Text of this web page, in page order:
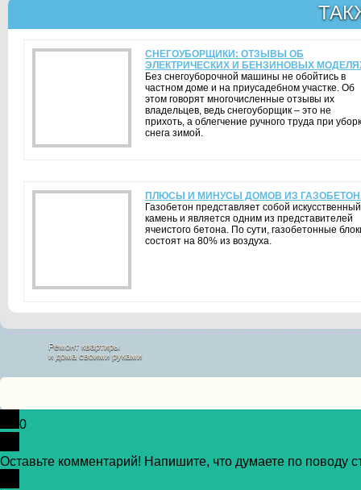
СНЕГОУБОРЩИКИ: ОТЗЫВЫ ОБ
ЭЛЕКТРИЧЕСКИХ И БЕНЗИНОВЫХ
Без снегоуборочной машины не обойтись в
частном доме и на приусадебном участке. Об
этом говорят многочисленные отзывы их
владельцев, ведь снегоуборщик – это не
прихоть, а облегчение ручного труда при
снега зимой.
ПЛЮСЫ И МИНУСЫ ДОМОВ ИЗ
Газобетон представляет собой искусственный
камень и является одним из представителей
ячеистого бетона. По сути, газобетонные
состоят на 80% из воздуха.
Ремонт квартиры
и дома своими руками
0
Оставьте комментарий! Напишите, что думаете по поводу